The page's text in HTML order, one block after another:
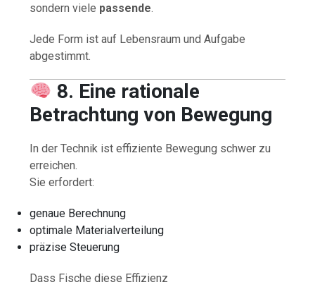
sondern viele passende.
Jede Form ist auf Lebensraum und Aufgabe
abgestimmt.
8. Eine rationale
Betrachtung von Bewegung
In der Technik ist effiziente Bewegung schwer zu
erreichen.
Sie erfordert:
genaue Berechnung
optimale Materialverteilung
präzise Steuerung
Dass Fische diese Effizienz